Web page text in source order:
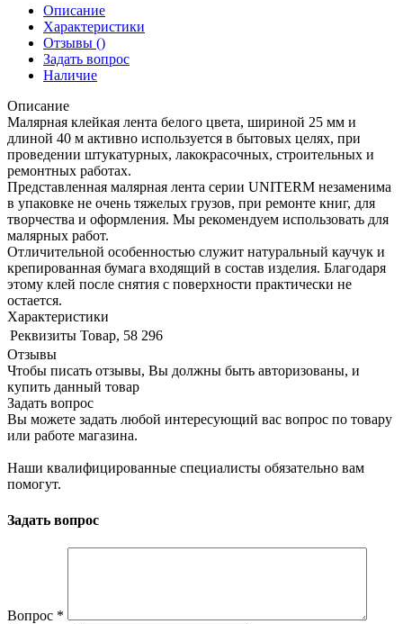
Описание
Характеристики
Отзывы ()
Задать вопрос
Наличие
Описание
Малярная клейкая лента белого цвета, шириной 25 мм и
длиной 40 м активно используется в бытовых целях, при
проведении штукатурных, лакокрасочных, строительных и
ремонтных работах.
Представленная малярная лента серии UNITERM незаменима
в упаковке не очень тяжелых грузов, при ремонте книг, для
творчества и оформления. Мы рекомендуем использовать для
малярных работ.
Отличительной особенностью служит натуральный каучук и
крепированная бумага входящий в состав изделия. Благодаря
этому клей после снятия с поверхности практически не
остается.
Характеристики
Реквизиты Товар, 58 296
Отзывы
Чтобы писать отзывы, Вы должны быть авторизованы, и
купить данный товар
Задать вопрос
Вы можете задать любой интересующий вас вопрос по товару
или работе магазина.
Наши квалифицированные специалисты обязательно вам
помогут.
Задать вопрос
Вопрос *